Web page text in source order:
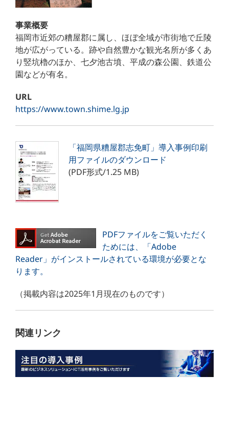
事業概要
福岡市近郊の糟屋郡に属し、ほぼ全域が市街地で丘陵
地が広がっている。跡や自然豊かな観光名所が多くあ
り竪坑櫓のほか、七夕池古墳、平成の森公園、鉄道公
園などが有名。
URL
https://www.town.shime.lg.jp
「福岡県糟屋郡志免町​」導入事例印刷
用ファイルのダウンロード
(PDF形式/1.25 MB)
PDFファイルをご覧いただく
ためには、「Adobe
Reader」がインストールされている環境が必要とな
ります。
（掲載内容は2025年1月現在のものです）
関連リンク